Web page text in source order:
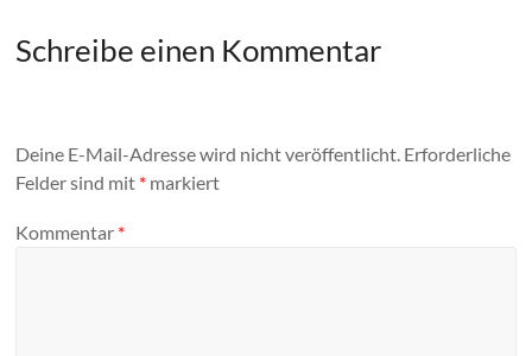
Schreibe einen Kommentar
Deine E-Mail-Adresse wird nicht veröffentlicht. Erforderliche
Felder sind mit * markiert
Kommentar *